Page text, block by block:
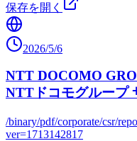
保存を開く
2026/5/6
NTT DOCOMO
NTTドコモグループ
/binary/pdf/corporate/csr/
ver=1713142817